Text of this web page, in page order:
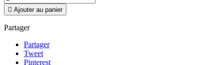
 Ajouter au panier
Partager
Partager
Tweet
Pinterest